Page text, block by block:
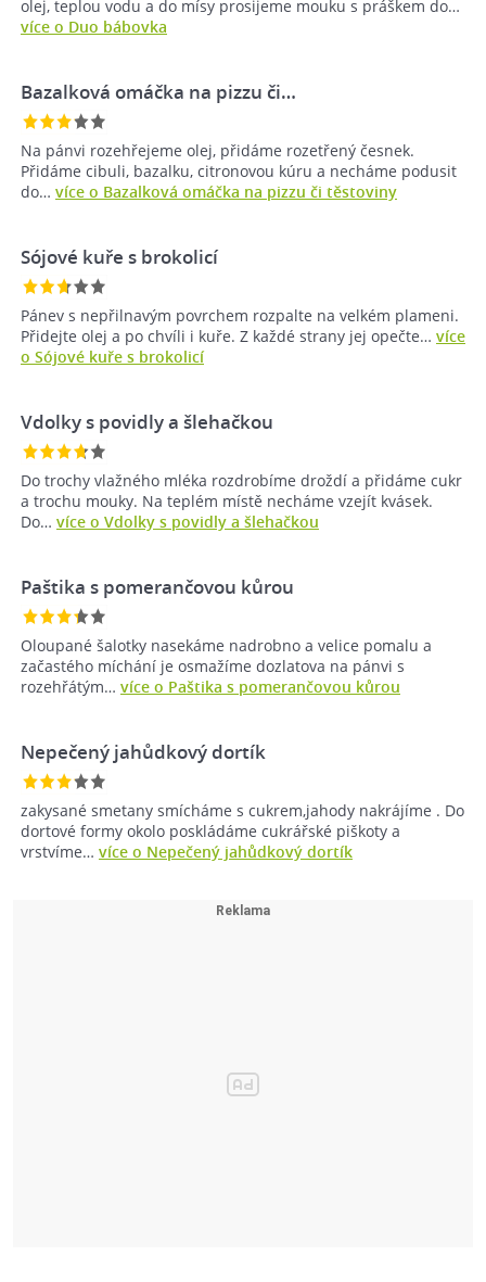
olej, teplou vodu a do mísy prosijeme mouku s práškem do…
více o Duo bábovka
Bazalková omáčka na pizzu či…
Na pánvi rozehřejeme olej, přidáme rozetřený česnek.
Přidáme cibuli, bazalku, citronovou kúru a necháme podusit
do… více o Bazalková omáčka na pizzu či těstoviny
Sójové kuře s brokolicí
Pánev s nepřilnavým povrchem rozpalte na velkém plameni.
Přidejte olej a po chvíli i kuře. Z každé strany jej opečte… více
o Sójové kuře s brokolicí
Vdolky s povidly a šlehačkou
Do trochy vlažného mléka rozdrobíme droždí a přidáme cukr
a trochu mouky. Na teplém místě necháme vzejít kvásek.
Do… více o Vdolky s povidly a šlehačkou
Paštika s pomerančovou kůrou
Oloupané šalotky nasekáme nadrobno a velice pomalu a
začastého míchání je osmažíme dozlatova na pánvi s
rozehřátým… více o Paštika s pomerančovou kůrou
Nepečený jahůdkový dortík
zakysané smetany smícháme s cukrem,jahody nakrájíme . Do
dortové formy okolo poskládáme cukrářské piškoty a
vrstvíme… více o Nepečený jahůdkový dortík